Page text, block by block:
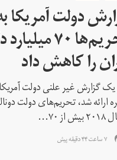
دولت آمریکا
تحریم‌ها
را کاهش داد
یک گزارش غیر علنی دولت
ارائه شد، تحریم‌های دولت
۷۰...
۷ ساعت ۴۴ دقیقه پیش